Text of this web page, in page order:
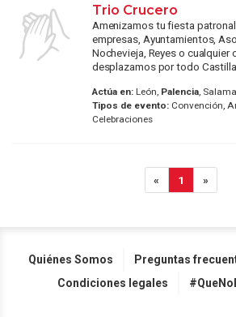
Trio Crucero
Amenizamos tu fiesta
empresas, Ayuntamientos,
Nochevieja, Reyes o cualquier
desplazamos por todo Castilla
Actúa en:León, Palencia,
Tipos de evento:Convención,
Celebraciones
« 1 »
Quiénes Somos Preguntas
Condiciones legales